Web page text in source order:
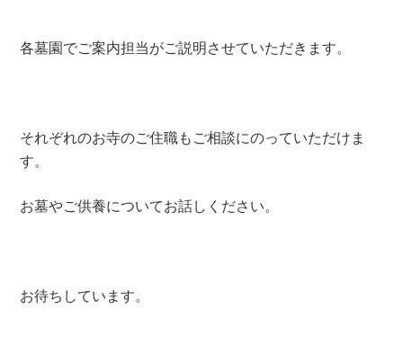
各墓園でご案内担当がご説明させていただきます。
それぞれのお寺のご住職もご相談にのっていただけま
す。
お墓やご供養についてお話しください。
お待ちしています。